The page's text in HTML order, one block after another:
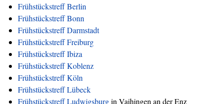
Frühstückstreff Berlin
Frühstückstreff Bonn
Frühstückstreff Darmstadt
Frühstückstreff Freiburg
Frühstückstreff Ibiza
Frühstückstreff Koblenz
Frühstückstreff Köln
Frühstückstreff Lübeck
Frühstückstreff Ludwigsburgin Vaihingen an der Enz